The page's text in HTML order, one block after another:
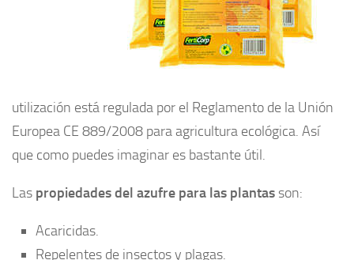
utilización está regulada por el Reglamento de la Unión
Europea CE 889/2008 para agricultura ecológica. Así
que como puedes imaginar es bastante útil.
Las propiedades del azufre para las plantas son:
Acaricidas.
Repelentes de insectos y plagas.